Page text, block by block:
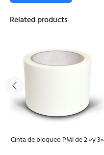
Related products
Cinta de bloqueo PMI de 2 «y 3»